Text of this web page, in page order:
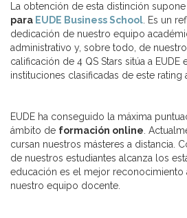
La obtención de esta distinción supone
para EUDE Business School . Es un
dedicación de nuestro equipo
administrativo y, sobre todo, de
calificación de 4 QS Stars sitúa a EUDE
instituciones clasificadas de este rating
EUDE ha conseguido la máxima
ámbito de formación online .
cursan nuestros másteres a distancia.
de nuestros estudiantes alcanza los
educación es el mejor reconocimiento
nuestro equipo docente.